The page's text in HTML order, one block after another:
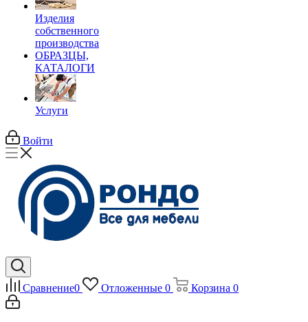
Изделия
собственного
производства
ОБРАЗЦЫ,
КАТАЛОГИ
Услуги
Войти
Сравнение0 Отложенные 0 Корзина 0